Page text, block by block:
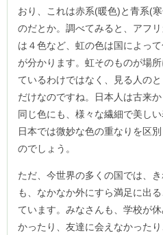
おり、これは赤系(暖色)と青系(
のだとか。調べてみると、アフ
は４色など、虹の色は国によっ
が分かります。虹そのものが場
ているわけではなく、見る人の
だけなのですね。日本人は古来
同じ色にも、様々な繊細で美し
日本では微妙な色の重なりを区
のでしょう。
ただ、今世界の多くの国では、
も、なかなか外にすら満足に出
ています。みなさんも、学校が
かったり、友達に会えなかった